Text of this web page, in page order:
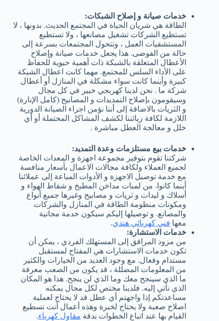
خدمات صيانة و إصلاح الشبكات:
الطاقة هي شريان الحياة في المجتمع الحديث. بدونها ، لا
تستطيع الشركات تشغيل مصانعها ، ولا تستطيع
المستشفيات العمل ، وتتحول المجتمعات بسرعة إلى
حالة من الفوضى. هذا يجعل خدمات صيانة وإصلاح
الأعطال المتعلقة بالشبكة ذات أهمية حيوية للحفاظ
على الأداء السلس للمجتمع. مهما كانت اعطال الشبكة
كبيرة وأينما كانت سواء مشكلة في المنازل أو أعطال
شركة ما . نحن لدينا كهربجي خبير في كل مجال
وسيقومون بإصلاح التمديدات و المصابيح (كامل الإنارة)
و الثريات بالاضافة إلى أننا نؤمن اجراء الصيانة الدورية
اللازمة لكافة زبائننا لكشف المشاكل المحتملة أو أي
خلل و معالجة العطل مباشرة .
خدمات بيع مستلزمات وعدة التمديد:
شركتنا تقوم بتوفير مجموعة اجهزة و المعدات الخاصة
لجميع العملاء ولكافة مجالات الاعمال بأسعار منافسة
مع خدمة توصيل الاجهزة و الأدوات المباعة إلى عملائنا
أينما كانوا. من لمبات مداخن المطبخ و شفاط الهواء و
أسلاك و ليدات و ثريات و مصابيح وغيرها جميع أنواع
ومكونات منظومة الطاقة في المنازل والشركات
والمصانع. و توصيلها إليكم سيكون خدمة مجانية
معها فني كهربائي هندي.
خدمات الاستشارة:
من مزود المرافق إلى المستهلك الفردي ، يمكن أن
تكون خدمات الاستشارات هي المفتاح لمستقبل
مستدام وفعال. مع وجود العديد من الخيارات والكثير
من المعلومات المضللة ، قد يكون من الصعب معرفة
ما الذي سينجح معك وما الذي لن ينجح. هذا هو المكان
الذي نأتي إليه. فلدينا مختص لكل مجال يمكنه
مساعدتكم إذا واجهتم أي عطل قد لا يحتاج لعملية
اصلاح صعبة ولا يحتاج لخبرة وهذه أعمال أنت تسطيع
القيام بها عند اتباع الخطوات بدقة مقاول كهرباء.